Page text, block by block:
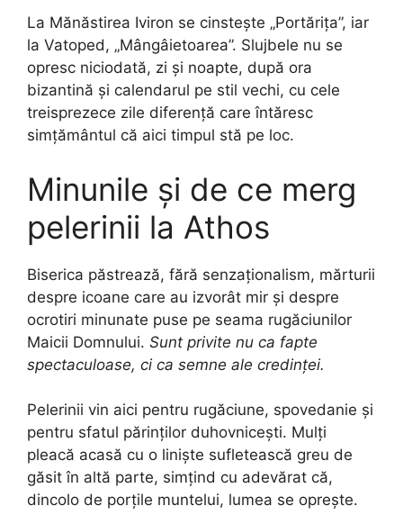
La Mănăstirea Iviron se cinstește „Portărița”, iar
la Vatoped, „Mângâietoarea”. Slujbele nu se
opresc niciodată, zi și noapte, după ora
bizantină și calendarul pe stil vechi, cu cele
treisprezece zile diferență care întăresc
simțământul că aici timpul stă pe loc.
Minunile și de ce merg
pelerinii la Athos
Biserica păstrează, fără senzaționalism, mărturii
despre icoane care au izvorât mir și despre
ocrotiri minunate puse pe seama rugăciunilor
Maicii Domnului. Sunt privite nu ca fapte
spectaculoase, ci ca semne ale credinței.
Pelerinii vin aici pentru rugăciune, spovedanie și
pentru sfatul părinților duhovnicești. Mulți
pleacă acasă cu o liniște sufletească greu de
găsit în altă parte, simțind cu adevărat că,
dincolo de porțile muntelui, lumea se oprește.